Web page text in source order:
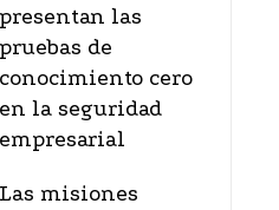
presentan las
pruebas de
conocimiento cero
en la seguridad
empresarial
Las misiones